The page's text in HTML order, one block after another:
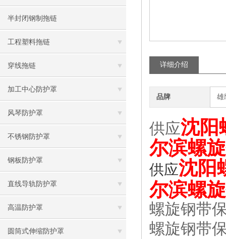
半封闭钢制拖链
工程塑料拖链
穿线拖链
加工中心防护罩
风琴防护罩
不锈钢防护罩
钢板防护罩
直线导轨防护罩
高温防护罩
圆筒式伸缩防护罩
详细介绍
品牌 雄
供应沈阳
尔滨螺
供应沈阳
尔滨螺
螺旋钢带
螺旋钢带